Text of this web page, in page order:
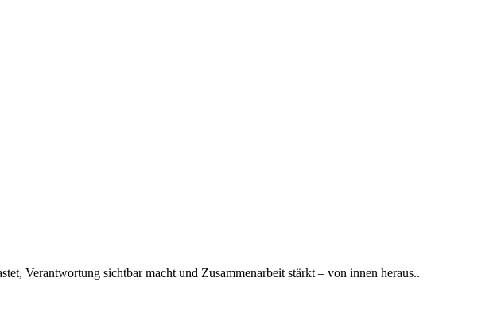
Verantwortung sichtbar macht und Zusammenarbeit stärkt – von innen heraus..